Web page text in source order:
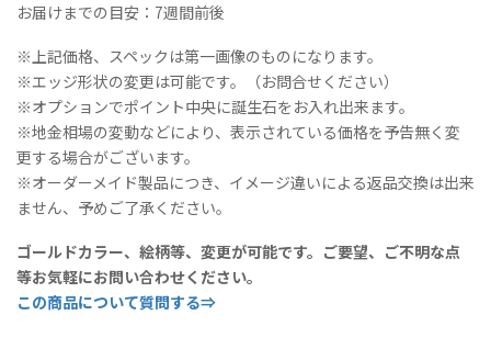
お届けまでの目安：7週間前後
※上記価格、スペックは第一画像のものになります。
※エッジ形状の変更は可能です。（お問合せください）
※オプションでポイント中央に誕生石をお入れ出来ます。
※地金相場の変動などにより、表示されている価格を予告無く変
更する場合がございます。
※オーダーメイド製品につき、イメージ違いによる返品交換は出来
ません、予めご了承ください。
ゴールドカラー、絵柄等、変更が可能です。ご要望、ご不明な点
等お気軽にお問い合わせください。
この商品について質問する⇒